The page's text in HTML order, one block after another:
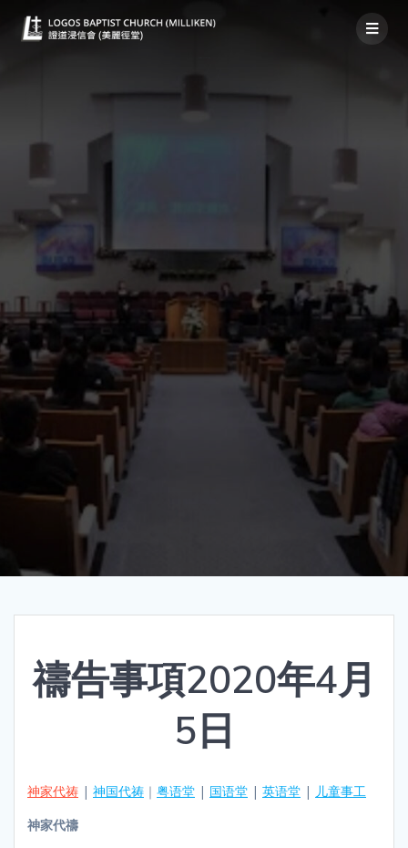
禱告事項2020年4月
5日
神家代祷 | 神国代祷 ｜ 粤语堂 | 国语堂 | 英语堂 | 儿童事工
神家代禱